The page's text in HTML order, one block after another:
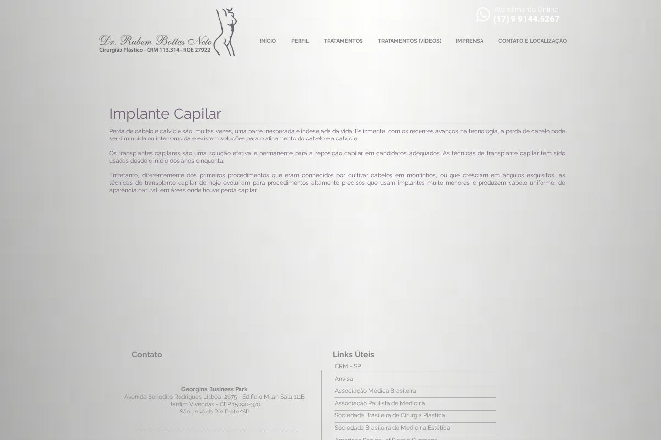
Atendimento Online
(17) 9 9144.6267
INÍCIO PERFIL TRATAMENTOS TRATAMENTOS (VÍDEOS) IMPRENSA CONTATO E LOCALIZAÇÃO
Implante Capilar
Perda de cabelo e calvície são, muitas vezes, uma parte inesperada e indesejada da vida. Felizmente, com os recentes avanços na tecnologia, a perda de cabelo pode
ser diminuída ou interrompida e existem soluções para o afinamento do cabelo e a calvície.
Os transplantes capilares são uma solução efetiva e permanente para a reposição capilar em candidatos adequados. As técnicas de transplante capilar têm sido
usadas desde o início dos anos cinquenta.
Entretanto, diferentemente dos primeiros procedimentos que eram conhecidos por cultivar cabelos em montinhos, ou que cresciam em ângulos esquisitos, as
técnicas de transplante capilar de hoje evoluíram para procedimentos altamente precisos que usam implantes muito menores e produzem cabelo uniforme, de
aparência natural, em áreas onde houve perda capilar.
Contato Links Úteis
Georgina Business Park
Avenida Benedito Rodrigues Lisboa, 2675 - Edificio Milan Sala 111B
Jardim Vivendas - CEP 15090-370
São José do Rio Preto/SP
CRM - SP
Anvisa
Associação Médica Brasileira
Associação Paulista de Medicina
Sociedade Brasileira de Cirurgia Plástica
Sociedade Brasileira de Medicina Estética